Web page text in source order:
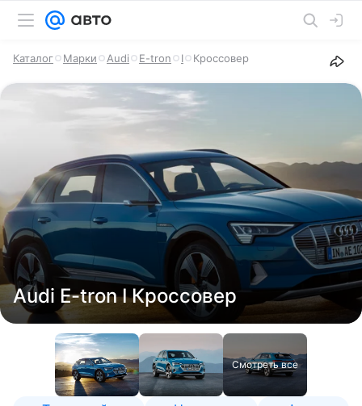
Каталог Марки Audi E-tron I Кроссовер
Audi E-tron I Кроссовер
Смотреть все